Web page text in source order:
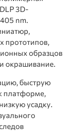
3D-
nm.
прототипов,
образцов
окрашивание.
быструю
платформе,
усадку.